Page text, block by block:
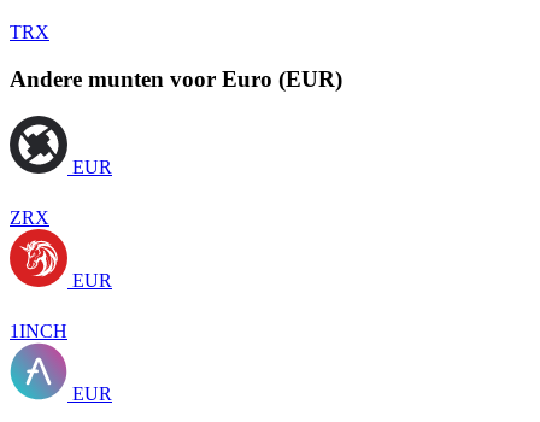
TRX
Andere munten voor Euro (EUR)
EUR
ZRX
EUR
1INCH
EUR